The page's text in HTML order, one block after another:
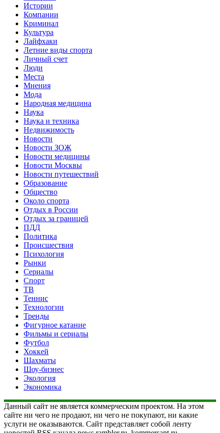
Истории
Компании
Криминал
Культура
Лайфхаки
Летние виды спорта
Личный счет
Люди
Места
Мнения
Мода
Народная медицина
Наука
Наука и техника
Недвижимость
Новости
Новости ЗОЖ
Новости медицины
Новости Москвы
Новости путешествий
Образование
Общество
Около спорта
Отдых в России
Отдых за границей
ПДД
Политика
Происшествия
Психология
Рынки
Сериалы
Спорт
ТВ
Теннис
Технологии
Тренды
Фигурное катание
Фильмы и сериалы
Футбол
Хоккей
Шахматы
Шоу-бизнес
Экология
Экономика
Данный сайт не является коммерческим проектом. На этом
сайте ни чего не продают, ни чего не покупают, ни какие
услуги не оказываются. Сайт представляет собой ленту